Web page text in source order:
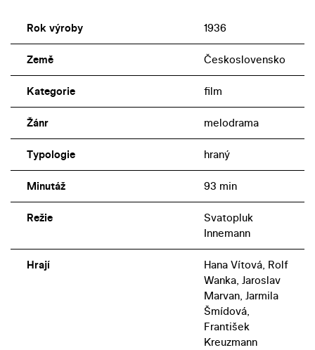
Rok výroby 1936
Země Československo
Kategorie film
Žánr melodrama
Typologie hraný
Minutáž 93 min
Režie
Svatopluk
Innemann
Hrají
Hana Vítová, Rolf
Wanka, Jaroslav
Marvan, Jarmila
Šmídová,
František
Kreuzmann